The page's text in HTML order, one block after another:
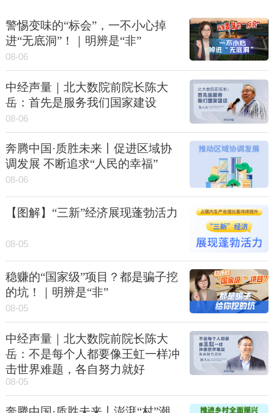
警惕变味的“标会”，一不小心掉
进“无底洞”！｜明辨是“非”
08-06
中经声量｜北大数院前院长陈大
岳：首先是服务我们国家建设
08-06
奔腾中国·质胜未来丨促进区域协
调发展 不断追求“人民的幸福”
08-06
【图解】“三新”经济展现蓬勃活力
08-05
稳赚的“国家级”项目？都是骗子挖
的坑！｜明辨是“非”
08-05
中经声量｜北大数院前院长陈大
岳：不是每个人都要像王虹一样冲
击世界难题，各自努力就好
08-05